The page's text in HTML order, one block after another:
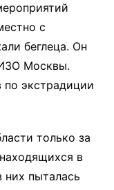
с
беглеца. Он
Москвы.
по экстрадиции
только за
в
них пыталась